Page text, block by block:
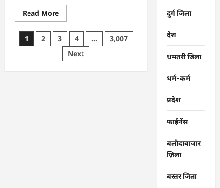
Read MoreRead
more
राजनांदगांव
:
मेडिकल
कॉलेज
हॉस्पिटल
Posts
1 2 3 4 …
3,007
Next
दुर्ग जिला
देश
धमतरी जिला
धर्म-कर्म
प्रदेश
फाईनेंस
बलौदाबाजार
ज़िला
बस्तर जिला